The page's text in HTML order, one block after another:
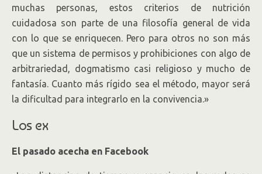
muchas personas, estos criterios de nutrición
cuidadosa son parte de una filosofía general de vida
con lo que se enriquecen. Pero para otros no son más
que un sistema de permisos y prohibiciones con algo de
arbitrariedad, dogmatismo casi religioso y mucho de
fantasía. Cuanto más rígido sea el método, mayor será
la dificultad para integrarlo en la convivencia.»
Los ex
El pasado acecha en Facebook